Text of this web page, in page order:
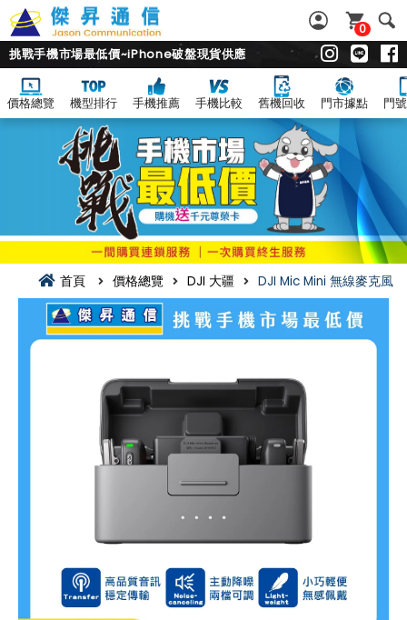
0
挑戰手機市場最低價~iPhone破盤現貨供應
價格總覽 機型排行 手機推薦 手機比較 舊機回收 門市據點 門
首頁 價格總覽 DJI 大疆 DJI Mic Mini 無線麥克風